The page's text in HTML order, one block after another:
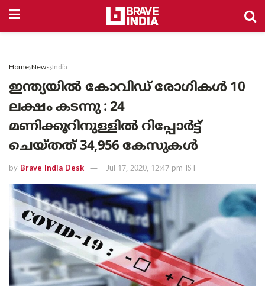
Home News India
ഇന്ത്യയിൽ കോവിഡ് രോഗികൾ 10
ലക്ഷം കടന്നു : 24
മണിക്കൂറിനുള്ളിൽ റിപ്പോർട്ട്
ചെയ്തത് 34,956 കേസുകൾ
by Brave India Desk Jul 17, 2020, 12:47 pm IST